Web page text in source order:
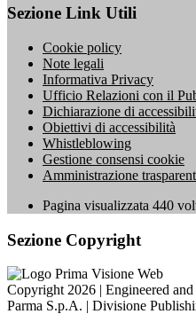
Sezione Link Utili
Cookie policy
Note legali
Informativa Privacy
Ufficio Relazioni con il
Dichiarazione di
Obiettivi di accessibilità
Whistleblowing
Gestione consensi cookie
Amministrazione
Pagina visualizzata 440
Sezione Copyright
Copyright 2026 | Engineered
Parma S.p.A. | Divisione